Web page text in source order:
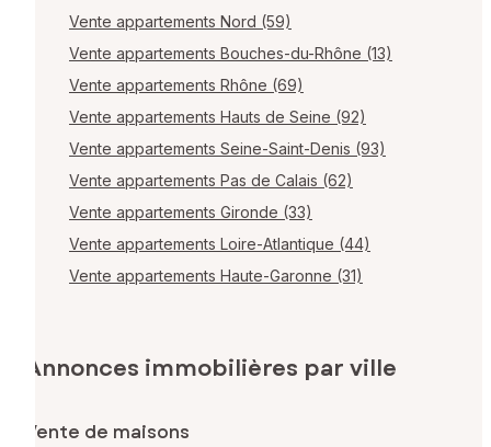
Vente appartements Nord (59)
Vente appartements Bouches-du-Rhône (13)
Vente appartements Rhône (69)
Vente appartements Hauts de Seine (92)
Vente appartements Seine-Saint-Denis (93)
Vente appartements Pas de Calais (62)
Vente appartements Gironde (33)
Vente appartements Loire-Atlantique (44)
Vente appartements Haute-Garonne (31)
Annonces immobilières par ville
Vente de maisons